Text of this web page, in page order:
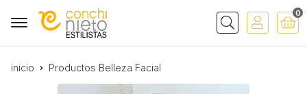
Buscar
0
inicio Productos Belleza Facial